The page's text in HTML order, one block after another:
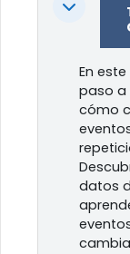
Colapsar
En
paso a
cómo
datos